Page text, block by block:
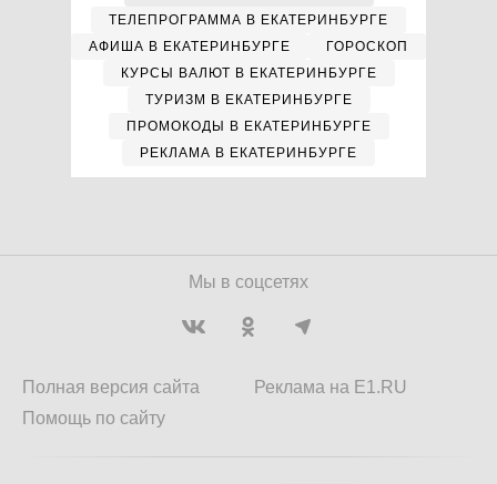
ТЕЛЕПРОГРАММА В ЕКАТЕРИНБУРГЕ
АФИША В ЕКАТЕРИНБУРГЕ
ГОРОСКОП
КУРСЫ ВАЛЮТ В ЕКАТЕРИНБУРГЕ
ТУРИЗМ В ЕКАТЕРИНБУРГЕ
ПРОМОКОДЫ В ЕКАТЕРИНБУРГЕ
РЕКЛАМА В ЕКАТЕРИНБУРГЕ
Мы в соцсетях
Полная версия сайта
Помощь по сайту
Реклама на E1.RU